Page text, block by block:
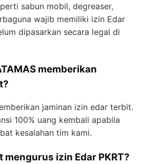
sabun mobil, degreaser,
wajib memiliki izin Edar
dipasarkan secara legal di
memberikan
jaminan izin edar terbit.
100% uang kembali apabila
kesalahan tim kami.
mengurus izin Edar PKRT?